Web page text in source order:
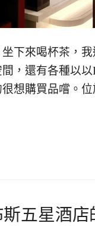
下來喝杯茶，
，還有各種以
想購買品嚐。
五星酒